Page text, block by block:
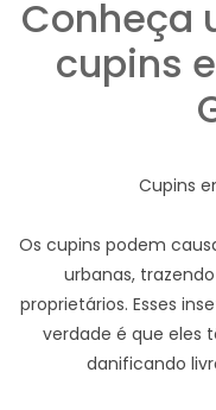
Conheça
cupins
Cupins
Os cupins podem
urbanas,
proprietários. Esses
verdade é que eles
danificando